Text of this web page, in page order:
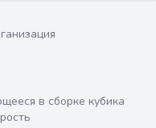
в сборке кубика